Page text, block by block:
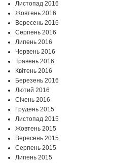
Листопад 2016
Жовтень 2016
Вересень 2016
Серпень 2016
Липень 2016
Червень 2016
Травень 2016
Квітень 2016
Березень 2016
Лютий 2016
Січень 2016
Грудень 2015
Листопад 2015
Жовтень 2015
Вересень 2015
Серпень 2015
Липень 2015